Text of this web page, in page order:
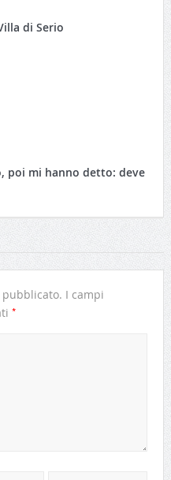
di Serio
poi mi hanno detto: deve
I campi
*